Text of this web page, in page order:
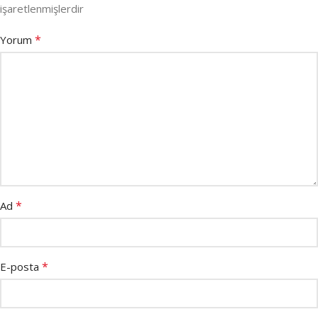
işaretlenmişlerdir
Yorum *
Ad *
E-posta *